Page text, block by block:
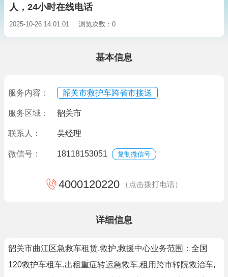
人，24小时在线电话
2025-10-26 14:01:01 浏览次数：0
基本信息
服务内容： 韶关市救护车跨省市接送
服务区域： 韶关市
联系人： 吴经理
微信号： 18118153051 复制微信号
4000120220 （点击拨打电话）
详细信息
韶关市曲江区急救车租赁,救护,救援中心业务范围：全国
120救护车租车,出租重症转运急救车,租用跨市转院救治车,